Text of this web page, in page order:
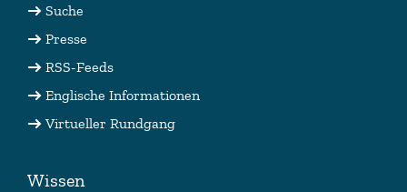
Suche
Presse
RSS-Feeds
Englische Informationen
Virtueller Rundgang
Wissen